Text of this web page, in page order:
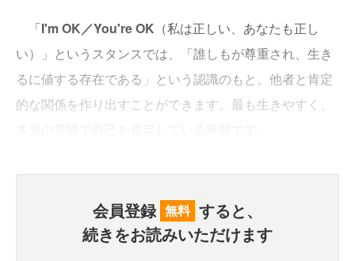
「I'm OK／You're OK （私は正しい、あなたも正し
い）」というスタンスでは、「誰しもが尊重され、生き
るに値する存在である」という認識のもと、他者と肯定
的な関係を作り出すことができます。最も生きやすく、
会員登録 無料 すると、
続きをお読みいただけます